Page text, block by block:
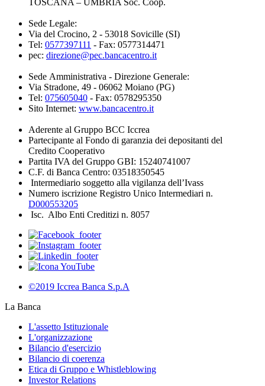
TOSCANA – UMBRIA Soc. Coop.
Sede Legale:
Via del Crocino, 2 - 53018 Sovicille (SI)
Tel: 0577397111 - Fax: 0577314471
pec: direzione@pec.bancacentro.it
Sede Amministrativa - Direzione Generale:
Via Stradone, 49 - 06062 Moiano (PG)
Tel: 075605040 - Fax: 0578295350
Sito Internet: www.bancacentro.it
Aderente al Gruppo BCC Iccrea
Partecipante al Fondo di garanzia dei depositanti del
Credito Cooperativo
Partita IVA del Gruppo GBI: 15240741007
C.F. di Banca Centro: 03518350545
Intermediario soggetto alla vigilanza dell’Ivass
Numero iscrizione Registro Unico Intermediari n.
D000553205
Isc. Albo Enti Creditizi n. 8057
©2019 Iccrea Banca S.p.A
La Banca
L'assetto Istituzionale
L'organizzazione
Bilancio d'esercizio
Bilancio di coerenza
Etica di Gruppo e Whistleblowing
Investor Relations